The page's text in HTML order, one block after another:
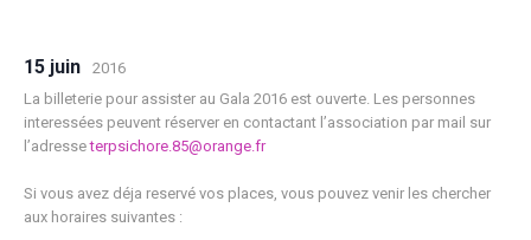
15 juin
2016
La billeterie pour assister au Gala 2016 est ouverte. Les personnes
interessées peuvent réserver en contactant l’association par mail sur
l’adresseterpsichore.85@orange.fr
Si vous avez déja reservé vos places, vous pouvez venir les chercher
aux horaires suivantes :